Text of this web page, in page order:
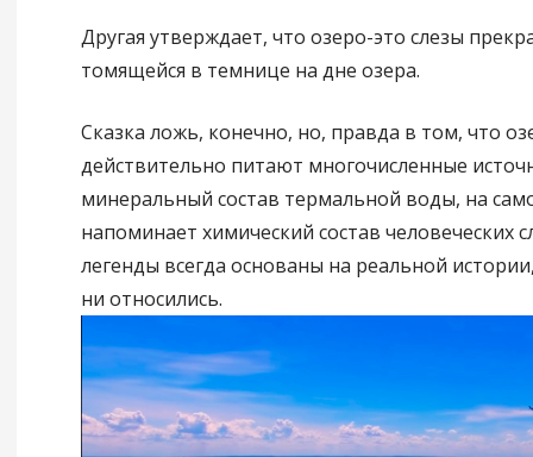
Другая утверждает, что озеро-это слезы
томящейся в темнице на дне озера.
Сказка ложь, конечно, но, правда в том, что
действительно питают многочисленные
минеральный состав термальной воды, на
напоминает химический состав человеческих
легенды всегда основаны на реальной
ни относились.